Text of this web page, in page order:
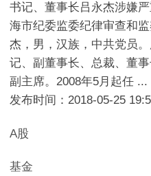
书记、董事长吕永杰涉嫌
海市纪委监委纪律审查和
杰，男，汉族，中共党员
记、副董事长、总裁、董
副主席。2008年5月起任 ...
发布时间：2018-05-25
A股
基金